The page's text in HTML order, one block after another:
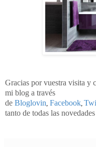
Gracias por vuestra visita y
mi blog a través
de Bloglovin, Facebook,
tanto de todas las